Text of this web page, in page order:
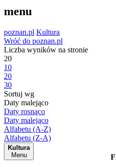
menu
poznan.pl Kultura
Wróć do poznan.pl
Liczba wyników na stronie
20
10
20
30
Sortuj wg
Daty malejąco
Daty rosnąco
Daty malejąco
Alfabetu (A-Z)
Alfabetu (Z-A)
Kultura
Menu